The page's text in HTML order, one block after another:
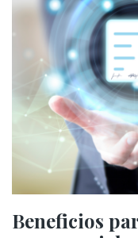
Beneficios